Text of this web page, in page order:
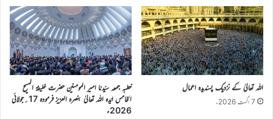
اللہ تعالیٰ کے نزدیک پسندیدہ اعمال
7 اگست 2026ء
خطبہ جمعہ سیّدنا امیر المومنین حضرت خلیفۃ المسیح
الخامس ایّدہ اللہ تعالیٰ بنصرہ العزیز فرمودہ 17؍جولائی
2026ء